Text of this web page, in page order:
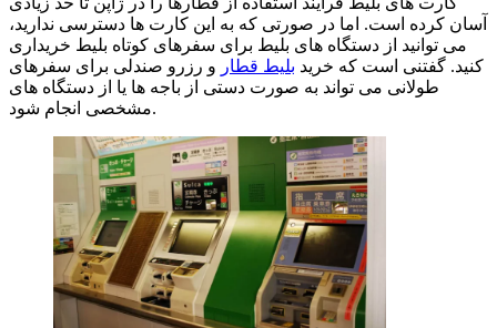
آسان کرده است. اما در صورتی که به این کارت ها دسترسی ندارید،
می توانید از دستگاه های بلیط برای سفرهای کوتاه بلیط خریداری
کنید. گفتنی است که خرید بلیط قطار و رزرو صندلی برای سفرهای
طولانی می تواند به صورت دستی از باجه ها یا از دستگاه های
مشخصی انجام شود.